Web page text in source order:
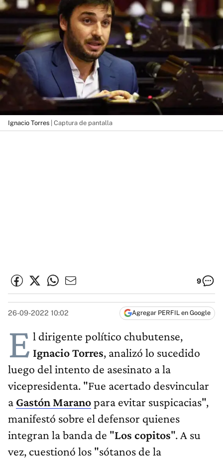
Ignacio Torres | Captura de pantalla
9
26-09-2022 10:02 Agregar PERFIL en Google
E l dirigente político chubutense,
Ignacio Torres, analizó lo sucedido
luego del intento de asesinato a la
vicepresidenta. "Fue acertado desvincular
a Gastón Maranopara evitar suspicacias",
manifestó sobre el defensor quienes
integran la banda de "Los copitos". A su
vez, cuestionó los "sótanos de la